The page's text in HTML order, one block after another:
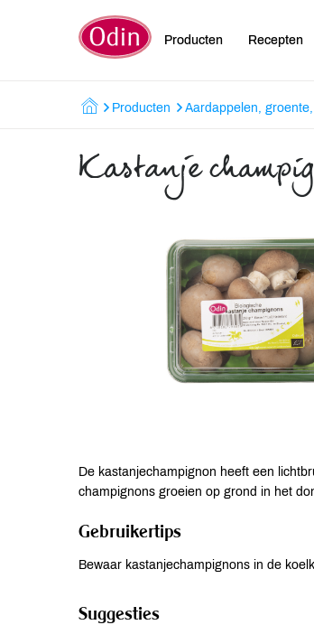
Producten Recepten
Producten Aardappelen,
Kastanje
De kastanjechampignon heeft een
champignons groeien op grond in het
Gebruikertips
Bewaar kastanjechampignons in de
Suggesties